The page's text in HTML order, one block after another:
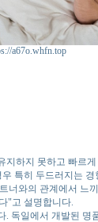
a67o.whfn.top
하지 못하고 빠르
특히 두드러지는 경
와의 관계에서
"고 설명합니다.
독일에서 개발된